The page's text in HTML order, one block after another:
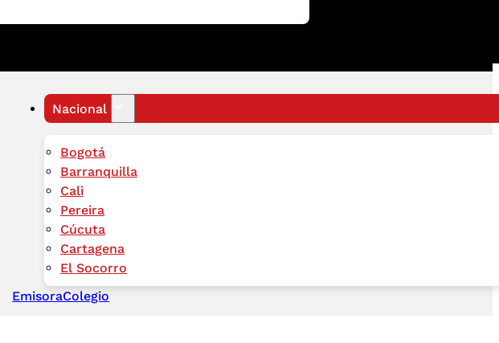
Nacional
Bogotá
Barranquilla
Cali
Pereira
Cúcuta
Cartagena
El Socorro
EmisoraColegio